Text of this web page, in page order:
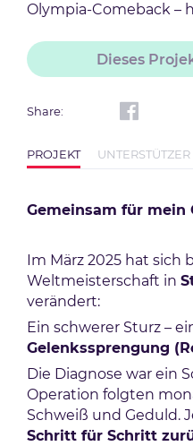
Olympia-Comeback –
Dieses
Share:
PROJEKT UNTERSTÜTZER
Gemeinsam für mein
Im März 2025 hat sich
Weltmeisterschaft in
verändert:
Ein schwerer Sturz –
Gelenkssprengung
Die Diagnose war ein
Operation folgten
Schweiß und Geduld.
Schritt für Schritt